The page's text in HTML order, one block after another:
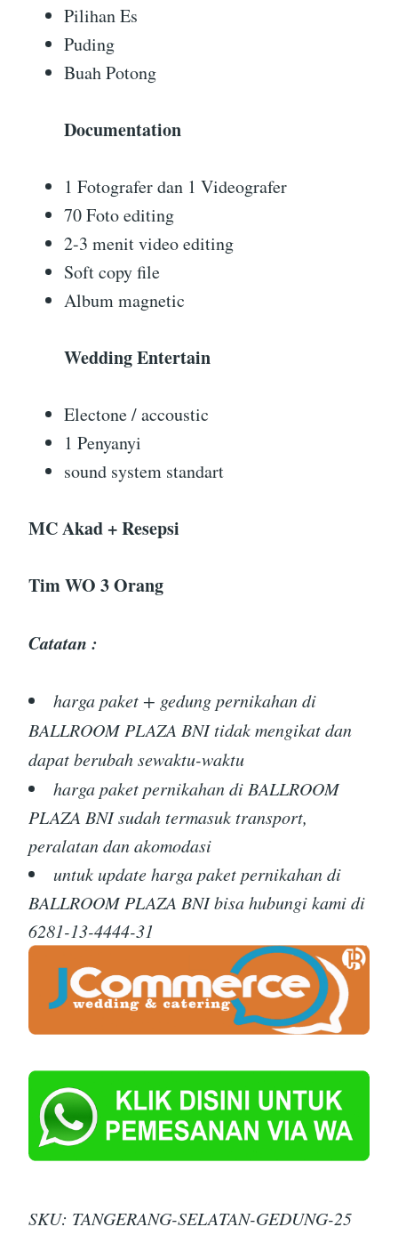
Pilihan Es
Puding
Buah Potong
Documentation
1 Fotografer dan 1 Videografer
70 Foto editing
2-3 menit video editing
Soft copy file
Album magnetic
Wedding Entertain
Electone / accoustic
1 Penyanyi
sound system standart
MC Akad + Resepsi
Tim WO 3 Orang
Catatan :
harga paket + gedung pernikahan di
BALLROOM PLAZA BNI tidak mengikat dan
dapat berubah sewaktu-waktu
harga paket pernikahan di BALLROOM
PLAZA BNI sudah termasuk transport,
peralatan dan akomodasi
untuk update harga paket pernikahan di
BALLROOM PLAZA BNI bisa hubungi kami di
6281-13-4444-31
SKU: TANGERANG-SELATAN-GEDUNG-25